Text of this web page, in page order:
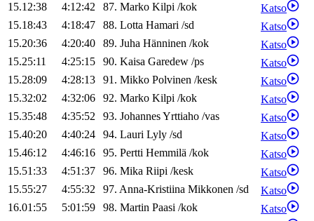
15.12:38
4:12:42 87. Marko Kilpi /kok
Katso
15.18:43
4:18:47 88. Lotta Hamari /sd
Katso
15.20:36
4:20:40 89. Juha Hänninen /kok
Katso
15.25:11
4:25:15 90. Kaisa Garedew /ps
Katso
15.28:09
4:28:13 91. Mikko Polvinen /kesk
Katso
15.32:02
4:32:06 92. Marko Kilpi /kok
Katso
15.35:48
4:35:52 93. JohannesYrttiaho /vas
Katso
15.40:20
4:40:24 94. Lauri Lyly /sd
Katso
15.46:12
4:46:16 95. Pertti Hemmilä /kok
Katso
15.51:33
4:51:37 96. Mika Riipi /kesk
Katso
15.55:27
4:55:32 97. Anna-Kristiina Mikkonen /sd
Katso
16.01:55
5:01:59 98. Martin Paasi /kok
Katso